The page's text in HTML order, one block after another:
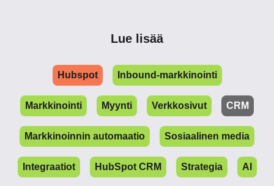
Lue lisää
Hubspot Inbound-markkinointi
Markkinointi Myynti Verkkosivut CRM
Markkinoinnin automaatio Sosiaalinen media
Integraatiot HubSpot CRM Strategia AI